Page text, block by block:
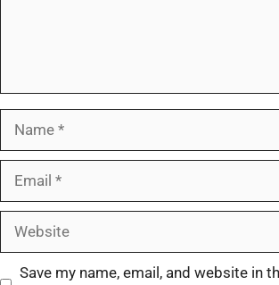
Save my name, email, and website in